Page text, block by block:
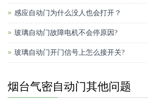
感应自动门为什么没人也会打开？
玻璃自动门故障电机不会停原因?
玻璃自动门开门信号上怎么接开关?
烟台气密自动门其他问题